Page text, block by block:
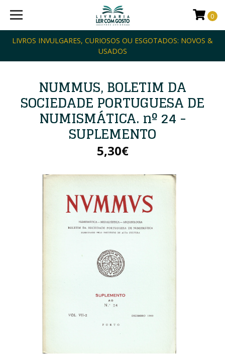
LIVROS INVULGARES, CURIOSOS OU ESGOTADOS: NOVOS &
USADOS
0
NUMMUS, BOLETIM DA
SOCIEDADE PORTUGUESA DE
NUMISMÁTICA. nº 24 -
SUPLEMENTO
5,30€